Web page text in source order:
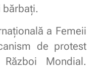
bărbaţi.
a Femeii
de protest
Mondial.